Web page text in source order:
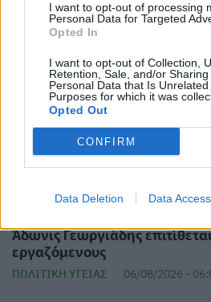
I want to opt-out of processing
Personal Data for Targeted
Opted In
I want to opt-out of Collection,
Retention, Sale, and/or
Personal Data that Is
Purposes for which it was
Opted Out
CONFIRM
Data Deletion Data Access
Άδωνις Γεωργιάδης
εργαζόμενους
ΠΟΛΙΤΙΚΉ ΥΓΕΊΑΣ 06/08/2026 -